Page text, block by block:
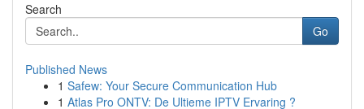
Search
Go
Published News
1 Safew: Your Secure Communication Hub
1 Atlas Pro ONTV: De Ultieme IPTV Ervaring ?